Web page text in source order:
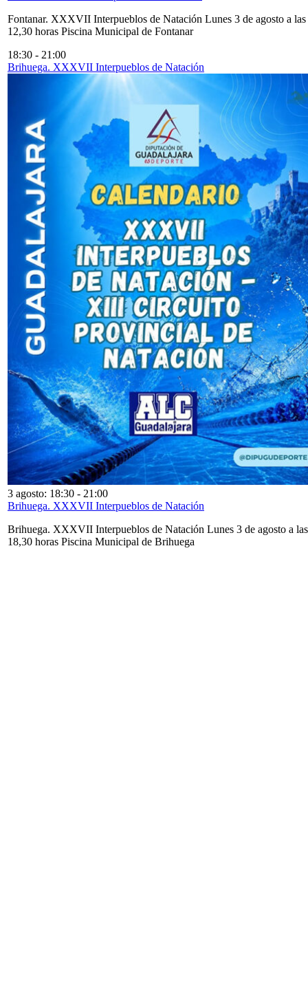
Fontanar. XXXVII Interpueblos de Natación Lunes 3 de agosto a las
12,30 horas Piscina Municipal de Fontanar
18:30 - 21:00
Brihuega. XXXVII Interpueblos de Natación
3 agosto: 18:30 - 21:00
Brihuega. XXXVII Interpueblos de Natación
Brihuega. XXXVII Interpueblos de Natación Lunes 3 de agosto a las
18,30 horas Piscina Municipal de Brihuega